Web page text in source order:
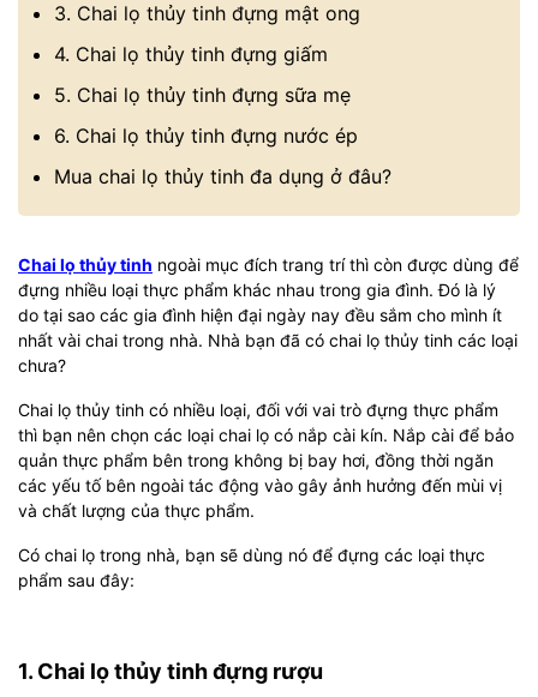
3. Chai lọ thủy tinh đựng mật ong
4. Chai lọ thủy tinh đựng giấm
5. Chai lọ thủy tinh đựng sữa mẹ
6. Chai lọ thủy tinh đựng nước ép
Mua chai lọ thủy tinh đa dụng ở đâu?
Chai lọ thủy tinh ngoài mục đích trang trí thì còn được dùng để
đựng nhiều loại thực phẩm khác nhau trong gia đình. Đó là lý
do tại sao các gia đình hiện đại ngày nay đều sắm cho mình ít
nhất vài chai trong nhà. Nhà bạn đã có chai lọ thủy tinh các loại
chưa?
Chai lọ thủy tinh có nhiều loại, đối với vai trò đựng thực phẩm
thì bạn nên chọn các loại chai lọ có nắp cài kín. Nắp cài để bảo
quản thực phẩm bên trong không bị bay hơi, đồng thời ngăn
các yếu tố bên ngoài tác động vào gây ảnh hưởng đến mùi vị
và chất lượng của thực phẩm.
Có chai lọ trong nhà, bạn sẽ dùng nó để đựng các loại thực
phẩm sau đây:
1. Chai lọ thủy tinh đựng rượu